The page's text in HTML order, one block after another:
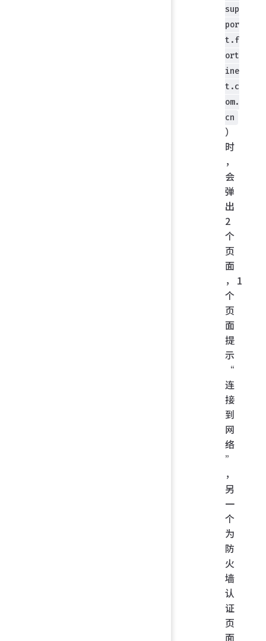
sup
por
t.f
ort
ine
t.c
om.
cn
）
时
，
会
弹
出
2
个
页
面
，1
个
页
面
提
示
“
连
接
到
网
络
”
，
另
一
个
为
防
火
墙
认
证
页
面